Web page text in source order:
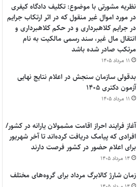
نظریه مشورتی با موضوع: تکلیف دادگاه کیفری
در مورد اموال غیر منقول که در اثر ارتکاب جرایم
در جرایم کلاهبرداری و در حکم کلاهبرداری و
انتقال مال غیر، سند رسمی مالکیت به نام
مرتکب صادر شده باشد
۱۱ مرداد ۱۴۰۵
بدقولی سازمان سنجش در اعلام نتایج نهایی
آزمون دکتری ۱۴۰۵
۱۱ مرداد ۱۴۰۵
آغاز فرایند احراز اقامت مشمولان یارانه در کشور/
افرادی که پیامک دریافت کرده‌اند تا آخر شهریور
برای اعلام حضور در کشور فرصت دارند
۱۴ مرداد ۱۴۰۵
زمان شارژ کالابرگ مرداد برای گروه‌های مختلف